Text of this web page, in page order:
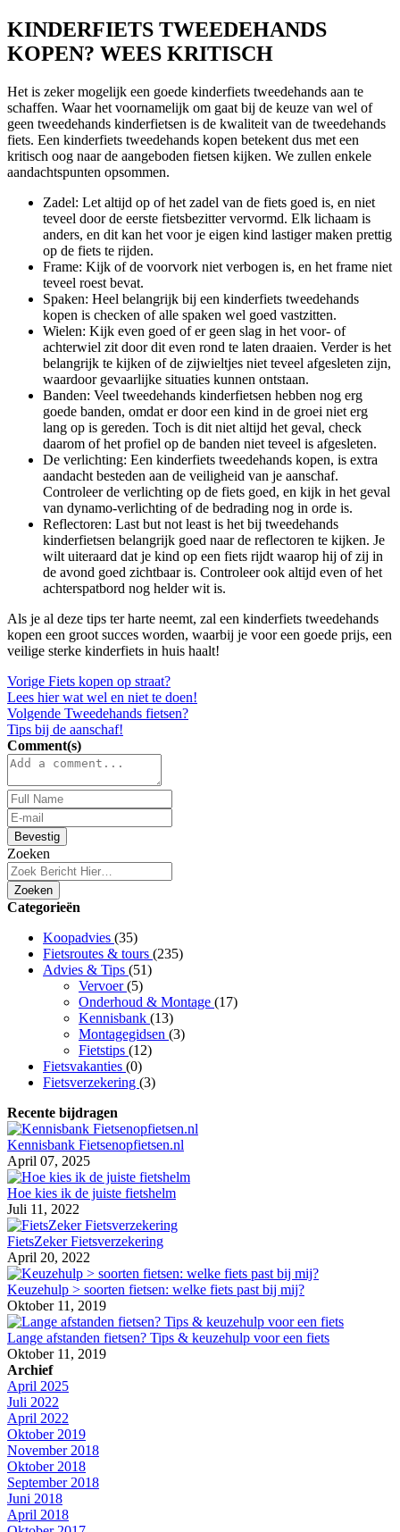
KINDERFIETS TWEEDEHANDS
KOPEN? WEES KRITISCH
Het is zeker mogelijk een goede kinderfiets tweedehands aan te
schaffen. Waar het voornamelijk om gaat bij de keuze van wel of
geen tweedehands kinderfietsen is de kwaliteit van de tweedehands
fiets. Een kinderfiets tweedehands kopen betekent dus met een
kritisch oog naar de aangeboden fietsen kijken. We zullen enkele
aandachtspunten opsommen.
Zadel: Let altijd op of het zadel van de fiets goed is, en niet
teveel door de eerste fietsbezitter vervormd. Elk lichaam is
anders, en dit kan het voor je eigen kind lastiger maken prettig
op de fiets te rijden.
Frame: Kijk of de voorvork niet verbogen is, en het frame niet
teveel roest bevat.
Spaken: Heel belangrijk bij een kinderfiets tweedehands
kopen is checken of alle spaken wel goed vastzitten.
Wielen: Kijk even goed of er geen slag in het voor- of
achterwiel zit door dit even rond te laten draaien. Verder is het
belangrijk te kijken of de zijwieltjes niet teveel afgesleten zijn,
waardoor gevaarlijke situaties kunnen ontstaan.
Banden: Veel tweedehands kinderfietsen hebben nog erg
goede banden, omdat er door een kind in de groei niet erg
lang op is gereden. Toch is dit niet altijd het geval, check
daarom of het profiel op de banden niet teveel is afgesleten.
De verlichting: Een kinderfiets tweedehands kopen, is extra
aandacht besteden aan de veiligheid van je aanschaf.
Controleer de verlichting op de fiets goed, en kijk in het geval
van dynamo-verlichting of de bedrading nog in orde is.
Reflectoren: Last but not least is het bij tweedehands
kinderfietsen belangrijk goed naar de reflectoren te kijken. Je
wilt uiteraard dat je kind op een fiets rijdt waarop hij of zij in
de avond goed zichtbaar is. Controleer ook altijd even of het
achterspatbord nog helder wit is.
Als je al deze tips ter harte neemt, zal een kinderfiets tweedehands
kopen een groot succes worden, waarbij je voor een goede prijs, een
veilige sterke kinderfiets in huis haalt!
Vorige Fiets kopen op straat?
Lees hier wat wel en niet te doen!
Volgende Tweedehands fietsen?
Tips bij de aanschaf!
Comment(s)
Bevestig
Zoeken
Zoeken
Categorieën
Koopadvies (35)
Fietsroutes & tours (235)
Advies & Tips (51)
Vervoer(5)
Onderhoud & Montage (17)
Kennisbank (13)
Montagegidsen (3)
Fietstips (12)
Fietsvakanties (0)
Fietsverzekering (3)
Recente bijdragen
Kennisbank Fietsenopfietsen.nl
April 07, 2025
Hoe kies ik de juiste fietshelm
Juli 11, 2022
FietsZeker Fietsverzekering
April 20, 2022
Keuzehulp > soorten fietsen: welke fiets past bij mij?
Oktober 11, 2019
Lange afstanden fietsen? Tips & keuzehulp voor een fiets
Oktober 11, 2019
Archief
April 2025
Juli 2022
April 2022
Oktober 2019
November 2018
Oktober 2018
September 2018
Juni 2018
April 2018